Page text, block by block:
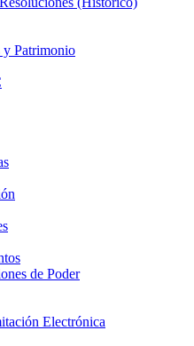
y Patrimonio
de Poder
Electrónica